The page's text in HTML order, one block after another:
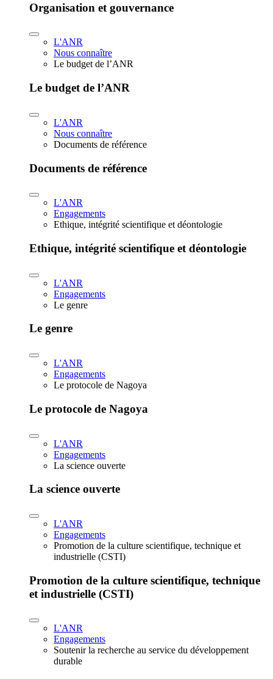
Organisation et gouvernance
L'ANR
Nous connaître
Le budget de l’ANR
Le budget de l’ANR
L'ANR
Nous connaître
Documents de référence
Documents de référence
L'ANR
Engagements
Ethique, intégrité scientifique et déontologie
Ethique, intégrité scientifique et déontologie
L'ANR
Engagements
Le genre
Le genre
L'ANR
Engagements
Le protocole de Nagoya
Le protocole de Nagoya
L'ANR
Engagements
La science ouverte
La science ouverte
L'ANR
Engagements
Promotion de la culture scientifique, technique et
industrielle (CSTI)
Promotion de la culture scientifique, technique
et industrielle (CSTI)
L'ANR
Engagements
Soutenir la recherche au service du développement
durable